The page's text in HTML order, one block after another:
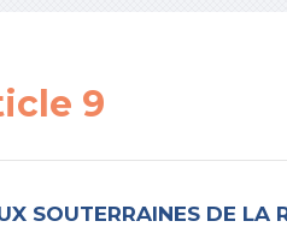
9
SOUTERRAINES DE LA